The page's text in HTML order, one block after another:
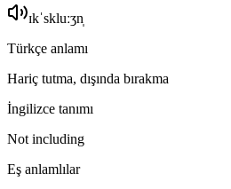
ɪkˈskluːʒn̩
Türkçe anlamı
Hariç tutma, dışında bırakma
İngilizce tanımı
Not including
Eş anlamlılar